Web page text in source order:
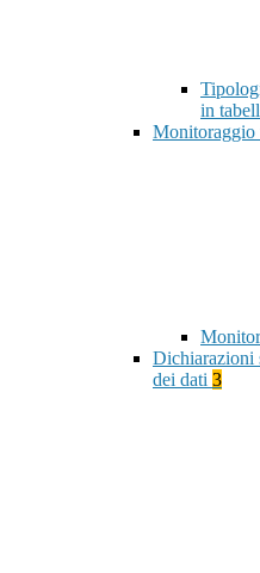
in
Monitoraggio
Dichiarazioni
dei dati 3